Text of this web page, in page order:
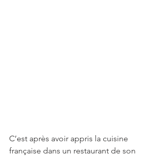
C’est après avoir appris la cuisine
française dans un restaurant de son